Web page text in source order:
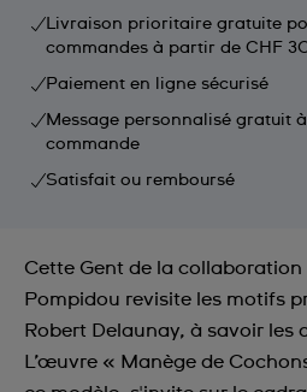
Livraison prioritaire gratuite
commandes à partir de CHF
Paiement en ligne sécurisé
Message personnalisé gratuit
commande
Satisfait ou remboursé
Cette Gent de la collaboration
Pompidou revisite les motifs
Robert Delaunay, à savoir les
L’œuvre « Manège de